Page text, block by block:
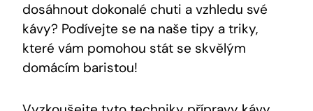
dosáhnout dokonalé chuti a vzhledu své
kávy? Podívejte se na naše tipy a triky,
které vám pomohou stát se skvělým
domácím baristou!